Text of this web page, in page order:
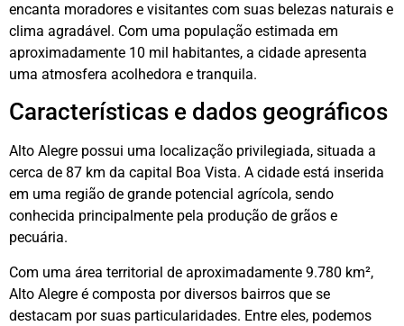
encanta moradores e visitantes com suas belezas naturais e
clima agradável. Com uma população estimada em
aproximadamente 10 mil habitantes, a cidade apresenta
uma atmosfera acolhedora e tranquila.
Características e dados geográficos
Alto Alegre possui uma localização privilegiada, situada a
cerca de 87 km da capital Boa Vista. A cidade está inserida
em uma região de grande potencial agrícola, sendo
conhecida principalmente pela produção de grãos e
pecuária.
Com uma área territorial de aproximadamente 9.780 km²,
Alto Alegre é composta por diversos bairros que se
destacam por suas particularidades. Entre eles, podemos